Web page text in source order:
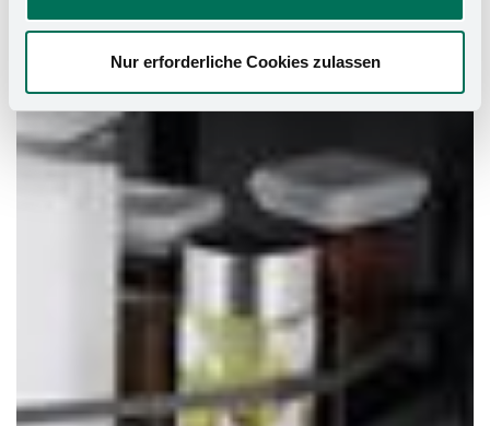
Nur erforderliche Cookies zulassen